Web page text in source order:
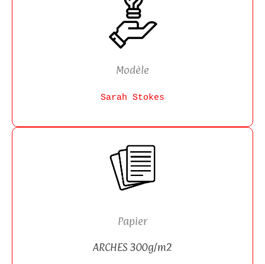
Modèle
Sarah Stokes
Papier
ARCHES 300g/m2